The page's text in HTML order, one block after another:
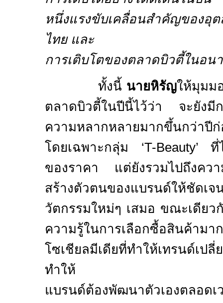
หนึ่งแรงขับเคลื่อนสำคัญของอุ
ไทย และ
การเติบโตของตลาดบิวตี้ในอน
ทั้งนี้ นายหิรัญให้มุมม
ตลาดบิวตี้ในปีนี้ไว้ว่า จะยังมี
ความหลากหลายมากขึ้นกว่าปี
โดยเฉพาะกลุ่ม ‘T-Beauty’ ที่
ของราคา แต่ยังรวมไปถึงคว
สร้างตัวตนของแบรนด์ให้ชัด
วัตกรรมใหม่ๆ เสมอ ขณะเดีย
ความรู้ในการเลือกซื้อสินค้าม
โซเชียลมีเดียที่ทำให้เทรนด์เปลี่
ทำให้
แบรนด์ต้องพัฒนาตัวเองตลอดเ